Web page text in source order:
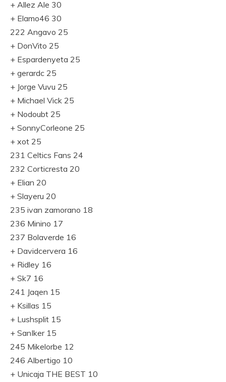
+ Allez Ale 30
+ Elamo46 30
222 Angavo 25
+ DonVito 25
+ Espardenyeta 25
+ gerardc 25
+ Jorge Vuvu 25
+ Michael Vick 25
+ Nodoubt 25
+ SonnyCorleone 25
+ xot 25
231 Celtics Fans 24
232 Corticresta 20
+ Elian 20
+ Slayeru 20
235 ivan zamorano 18
236 Minino 17
237 Bolaverde 16
+ Davidcervera 16
+ Ridley 16
+ Sk7 16
241 Jaqen 15
+ Ksillas 15
+ Lushsplit 15
+ SanIker 15
245 Mikelorbe 12
246 Albertigo 10
+ Unicaja THE BEST 10